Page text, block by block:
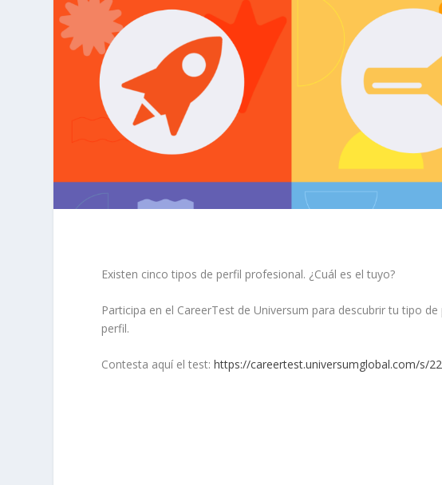
Existen cinco tipos de perfil profesional. ¿Cuál es el tuyo?
Participa en el CareerTest de Universum para descubrir tu tipo
perfil.
Contesta aquí el test:https://careertest.universumglobal.com/s/